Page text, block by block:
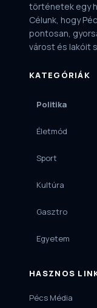
történetek egy
Célunk, hogy
pontosan,
várost és lakóit
KATEGÓRIÁK
Politika
Életmód
Sport
Kultúra
Gasztro
Egyetem
HASZNOS
Pécs Média